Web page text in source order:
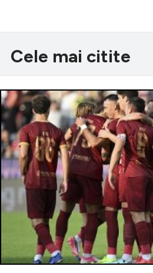
Cele mai citite